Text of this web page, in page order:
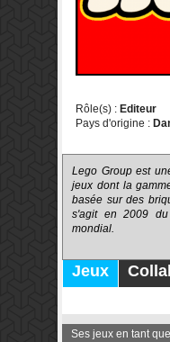
Rôle(s) : Editeur
Pays d'origine :
Lego Group est
jeux dont la
basée sur des
s'agit en 2009
mondial.
Jeux
Ses jeux en tant